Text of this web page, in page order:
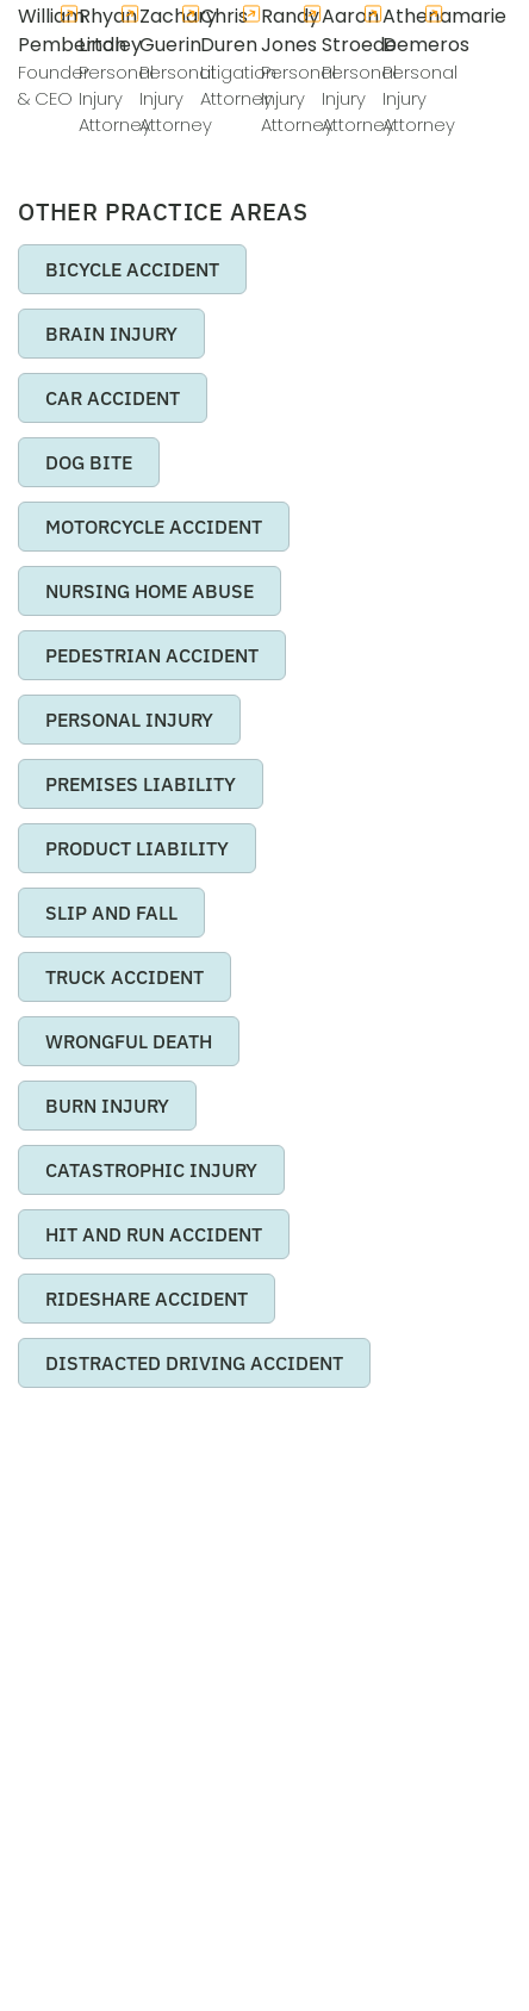
William
Pemberton
Founder
& CEO
Rhyan
Lindley
Personal
Injury
Attorney
Zachary
Guerin
Personal
Injury
Attorney
Chris
Duren
Litigation
Attorney
Randy
Jones
Personal
Injury
Attorney
Aaron
Stroede
Personal
Injury
Attorney
Athenamarie
Demeros
Personal
Injury
Attorney
OTHER PRACTICE AREAS
BICYCLE ACCIDENT
BRAIN INJURY
CAR ACCIDENT
DOG BITE
MOTORCYCLE ACCIDENT
NURSING HOME ABUSE
PEDESTRIAN ACCIDENT
PERSONAL INJURY
PREMISES LIABILITY
PRODUCT LIABILITY
SLIP AND FALL
TRUCK ACCIDENT
WRONGFUL DEATH
BURN INJURY
CATASTROPHIC INJURY
HIT AND RUN ACCIDENT
RIDESHARE ACCIDENT
DISTRACTED DRIVING ACCIDENT